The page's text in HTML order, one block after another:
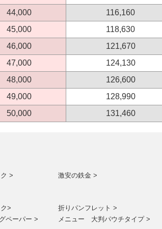
44,000
116,160
45,000
118,630
46,000
121,670
47,000
124,130
48,000
126,600
49,000
128,990
50,000
131,460
> 激安の鉄金 >
> 折りパンフレット >
ペーパー > メニュー 大判パウチタイプ >